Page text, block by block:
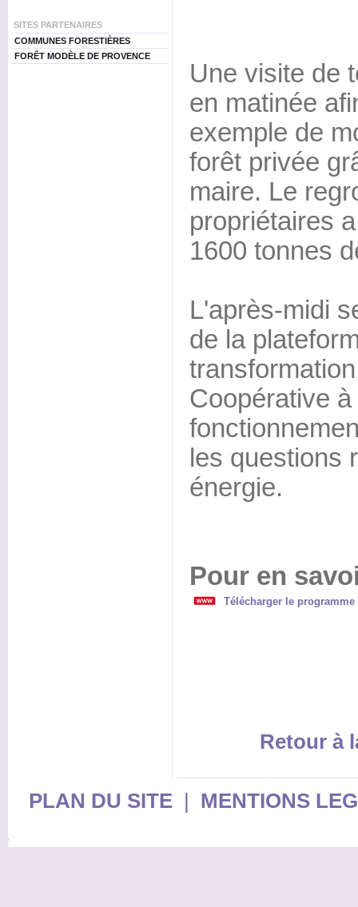
SITES PARTENAIRES
COMMUNES FORESTIÈRES
FORÊT MODÈLE DE PROVENCE
Une visite de
en matinée
exemple de
forêt privée
maire. Le
propriétaires
1600 tonnes
L'après-midi
de la
Coopérative
les questions
énergie.
Pour en
Télécharger le
Retour à
PLAN DU SITE| MENTIONS